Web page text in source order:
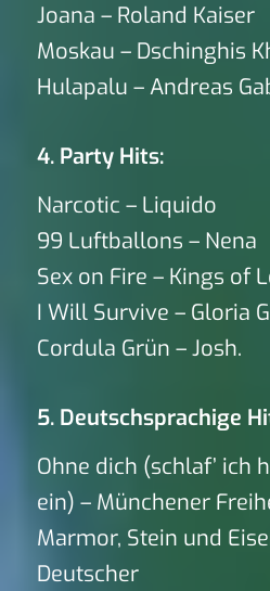
Joana – Roland Kaiser
Moskau – Dschinghis
Hulapalu – Andreas
4. Party Hits:
Narcotic – Liquido
99 Luftballons – Nena
Sex on Fire – Kings of
I Will Survive – Gloria
Cordula Grün – Josh.
5. Deutschsprachige
Ohne dich (schlaf’ ich
ein) – Münchener
Marmor, Stein und
Deutscher